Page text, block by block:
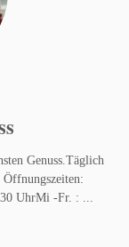
Genuss.Täglich
Öffnungszeiten:
UhrMi -Fr. : ...